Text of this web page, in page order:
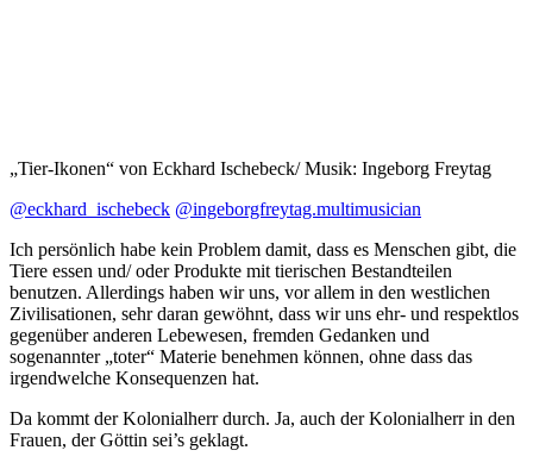
„Tier-Ikonen“ von Eckhard Ischebeck/ Musik: Ingeborg Freytag
@eckhard_ischebeck @ingeborgfreytag.multimusician
Ich persönlich habe kein Problem damit, dass es Menschen gibt, die
Tiere essen und/ oder Produkte mit tierischen Bestandteilen
benutzen. Allerdings haben wir uns, vor allem in den westlichen
Zivilisationen, sehr daran gewöhnt, dass wir uns ehr- und respektlos
gegenüber anderen Lebewesen, fremden Gedanken und
sogenannter „toter“ Materie benehmen können, ohne dass das
irgendwelche Konsequenzen hat.
Da kommt der Kolonialherr durch. Ja, auch der Kolonialherr in den
Frauen, der Göttin sei’s geklagt.